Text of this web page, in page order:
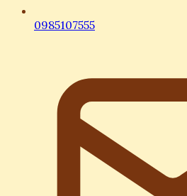
0985107555